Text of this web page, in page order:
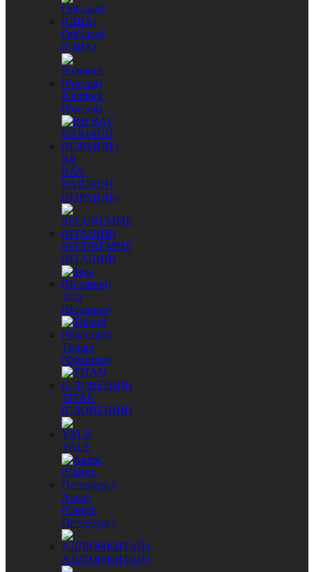
OnGuard
(США)
Pointlock
(Россия)
RB
RAV
BARIACH
(ИЗРАИЛЬ)
SECUREMME
(ИТАЛИЯ)
Tesa
(Испания)
Thirard
(Франция)
TITAN
(СЛОВЕНИЯ)
YALE
Аверс
(Санкт-
Петербург)
АЛЛЮР(КИТАЙ)